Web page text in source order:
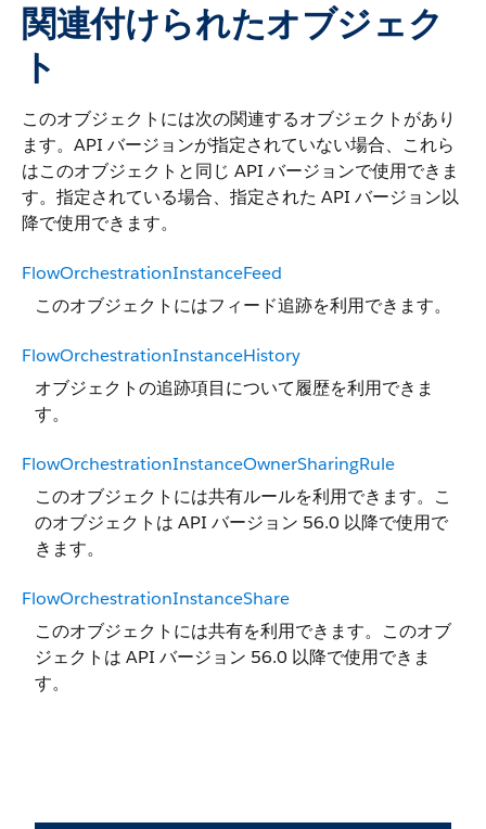
関連付けられたオブジェク
ト
このオブジェクトには次の関連するオブジェクトがあり
ます。API バージョンが指定されていない場合、これら
はこのオブジェクトと同じ API バージョンで使用できま
す。指定されている場合、指定された API バージョン以
降で使用できます。
FlowOrchestrationInstanceFeed
このオブジェクトにはフィード追跡を利用できます。
FlowOrchestrationInstanceHistory
オブジェクトの追跡項目について履歴を利用できま
す。
FlowOrchestrationInstanceOwnerSharingRule
このオブジェクトには共有ルールを利用できます。こ
のオブジェクトは API バージョン 56.0 以降で使用で
きます。
FlowOrchestrationInstanceShare
このオブジェクトには共有を利用できます。このオブ
ジェクトは API バージョン 56.0 以降で使用できま
す。